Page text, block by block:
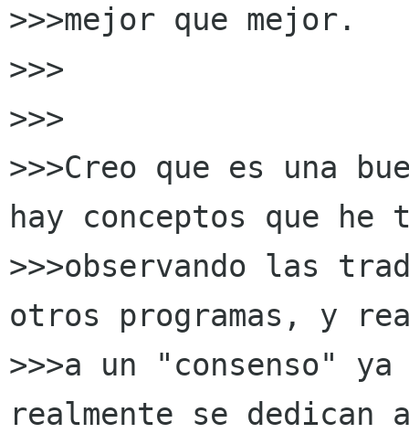
>>>mejor que mejor.
>>>
>>>
>>>Creo que es una
hay conceptos que he
>>>observando las
otros programas, y
>>>a un "consenso"
realmente se dedican